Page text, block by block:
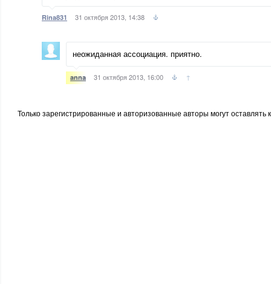
Rina831 31 октября 2013, 14:38
неожиданная ассоциация. приятно.
anna 31 октября 2013, 16:00 ↑
Только зарегистрированные и авторизованные авторы могут оставлять